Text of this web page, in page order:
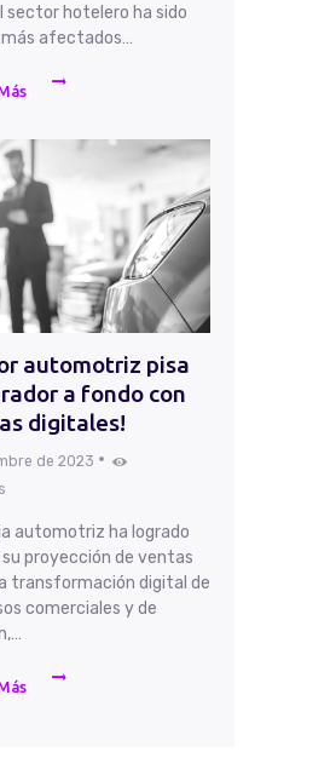
sector hotelero ha sido
más afectados…
automotriz pisa
a fondo con
digitales!
de 2023
automotriz ha logrado
proyección de ventas
transformación digital de
comerciales y de